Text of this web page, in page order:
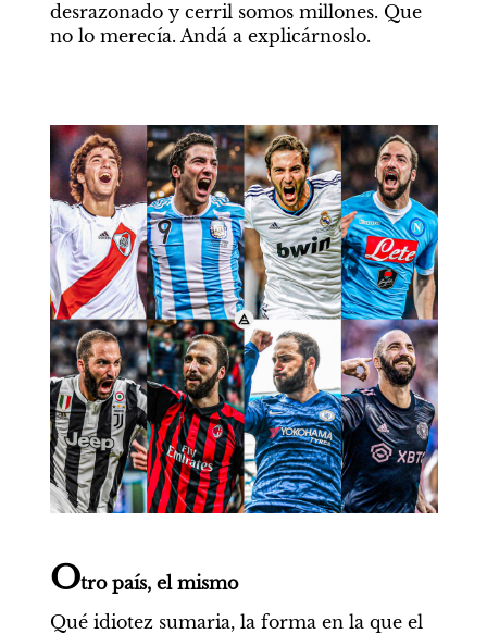
desrazonado y cerril somos millones. Que
no lo merecía. Andá a explicárnoslo.
Otro país, el mismo
Qué idiotez sumaria, la forma en la que el